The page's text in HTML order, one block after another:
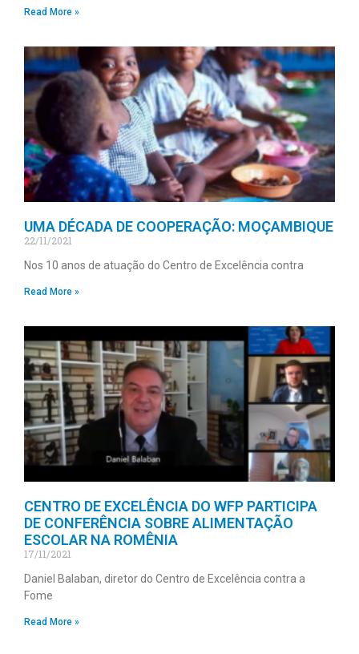
Read More »
UMA DÉCADA DE COOPERAÇÃO: MOÇAMBIQUE
22/11/2021
Nos 10 anos de atuação do Centro de Excelência contra
Read More »
CENTRO DE EXCELÊNCIA DO WFP PARTICIPA
DE CONFERÊNCIA SOBRE ALIMENTAÇÃO
ESCOLAR NA ROMÊNIA
17/11/2021
Daniel Balaban, diretor do Centro de Excelência contra a
Fome
Read More »